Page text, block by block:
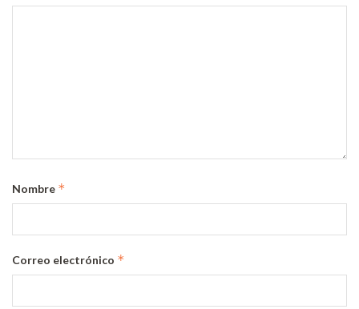
Nombre *
Correo electrónico *